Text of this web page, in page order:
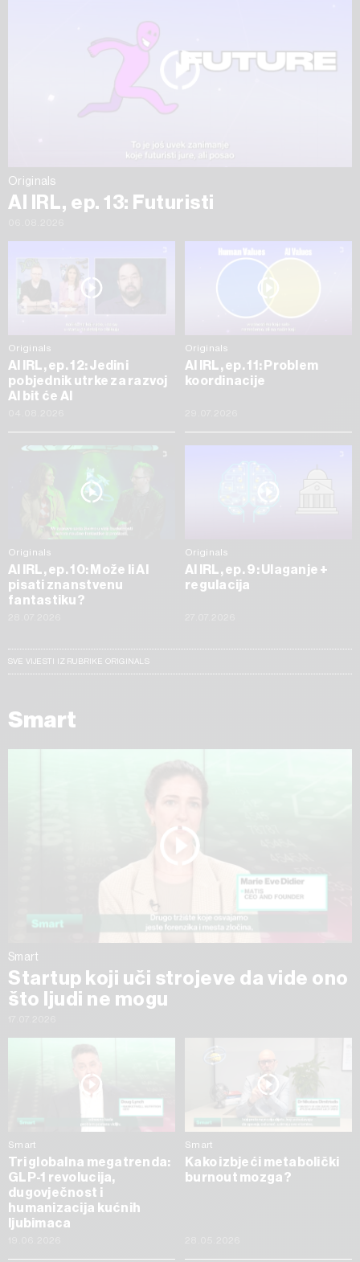
Originals
AI IRL, ep. 13: Futuristi
Originals
AI IRL, ep. 12: Jedini
pobjednik utrke za razvoj
AI bit će AI
Originals
AI IRL, ep. 11: Problem
koordinacije
Originals
AI IRL, ep. 10: Može li AI
pisati znanstvenu
fantastiku?
Originals
AI IRL, ep. 9: Ulaganje +
regulacija
SVE VIJESTI IZ RUBRIKE ORIGINALS
Smart
Smart
Startup koji uči strojeve da vide ono
što ljudi ne mogu
Smart
Tri globalna megatrenda:
GLP-1 revolucija,
dugovječnost i
humanizacija kućnih
ljubimaca
Smart
Kako izbjeći metabolički
burnout mozga?